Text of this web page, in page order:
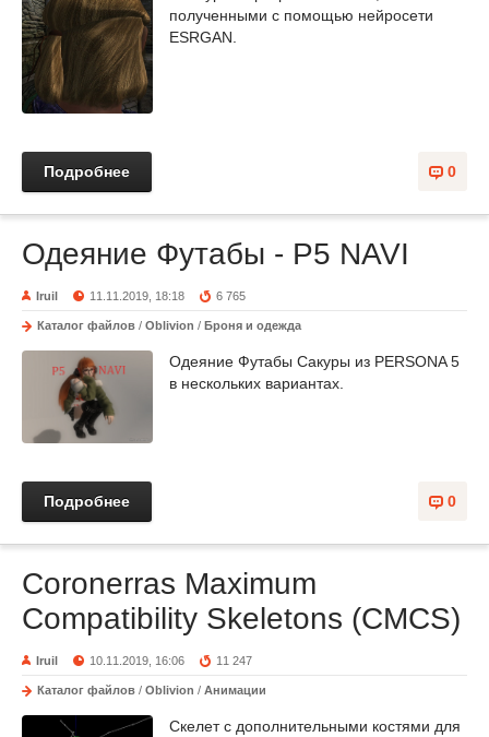
полученными с помощью нейросети
ESRGAN.
0
Подробнее
Одеяние Футабы - P5 NAVI
Iruil 11.11.2019, 18:18 6 765
Каталог файлов / Oblivion / Броня и одежда
Одеяние Футабы Сакуры из PERSONA 5
в нескольких вариантах.
0
Подробнее
Coronerras Maximum
Compatibility Skeletons (CMCS)
Iruil 10.11.2019, 16:06 11 247
Каталог файлов / Oblivion / Анимации
Cкелет с дополнительными костями для